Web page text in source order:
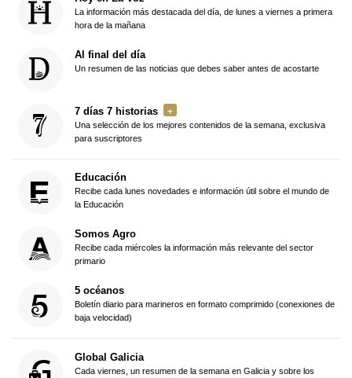
La información más destacada del día, de lunes a viernes a primera
hora de la mañana
Al final del día
Un resumen de las noticias que debes saber antes de acostarte
7 días 7 historias
Una selección de los mejores contenidos de la semana, exclusiva
para suscriptores
Educación
Recibe cada lunes novedades e información útil sobre el mundo de
la Educación
Somos Agro
Recibe cada miércoles la información más relevante del sector
primario
5 océanos
Boletín diario para marineros en formato comprimido (conexiones de
baja velocidad)
Global Galicia
Cada viernes, un resumen de la semana en Galicia y sobre los